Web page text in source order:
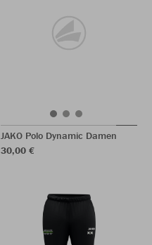
JAKO Polo Dynamic Damen
30,00 €